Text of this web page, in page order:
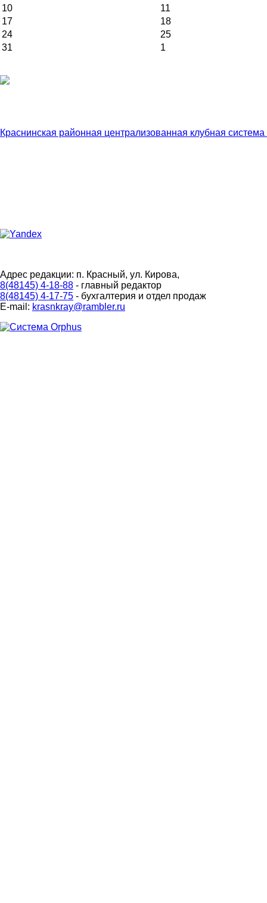
10
11
17
18
24
25
31
1
Краснинская районная централизованная клубная
Адрес редакции: п. Красный, ул. Кирова,
8(48145) 4-18-88 - главный редактор
8(48145) 4-17-75 - бухгалтерия и отдел продаж
E-mail: krasnkray@rambler.ru